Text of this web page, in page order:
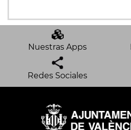
Nuestras Apps
Redes Sociales